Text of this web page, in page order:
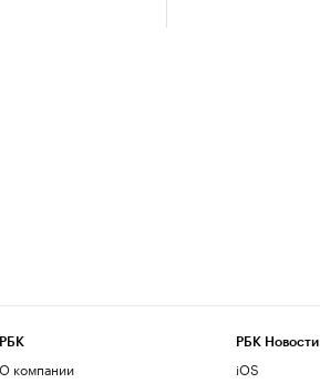
РБК
О компании
РБК Новости
iOS